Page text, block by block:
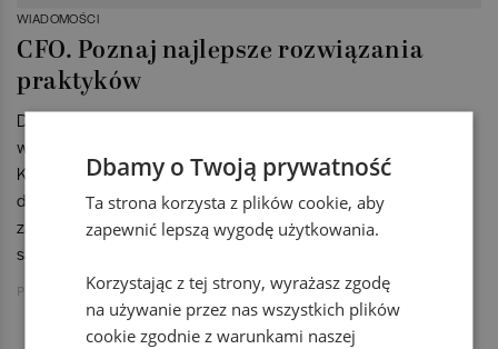
WIADOMOŚCI
CFO. Poznaj najlepsze rozwiązania
praktyków
Doświadczenie to klucz do przetrwania i odniesienia sukcesu
w dzisiejszym świecie finansów. Rozmawiamy z Germonem
Knoopem oraz Jaroslawem Malikiem – dwoma
doświadczonymi CFO – o tym, co miało wpływ na ich sukces
zawodowy oraz czego potrzebuje biznes, by osiągnąć te
same cele co oni w ciągu kilku najbliższych lat.
Petra Cerovska
Dbamy o Twoją prywatność
Ta strona korzysta z plików cookie, aby
zapewnić lepszą wygodę użytkowania.
Korzystając z tej strony, wyrażasz zgodę
na używanie przez nas wszystkich plików
cookie zgodnie z warunkami naszej